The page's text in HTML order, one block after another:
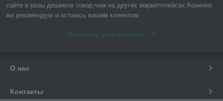
сайте в разы дешевле товар,чем на других маркетплейсах.Конечно
же рекомендую и остаюсь вашим клиентом
Показать все отзывы
О нас
Контакты